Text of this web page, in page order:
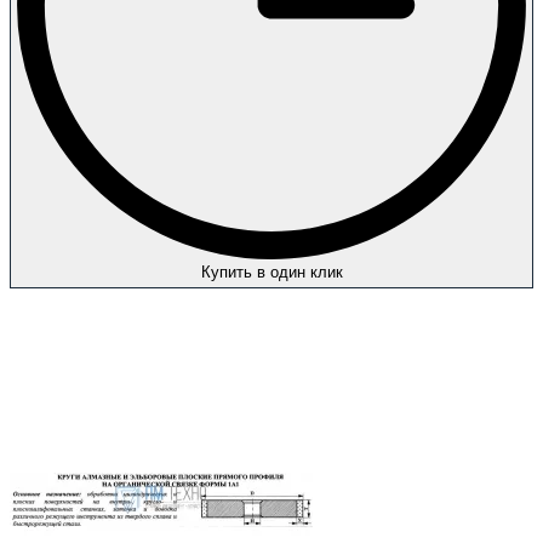
Купить в один клик